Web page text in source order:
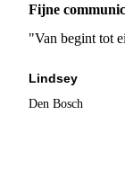
Fijne
"Van begint tot
Lindsey
Den Bosch